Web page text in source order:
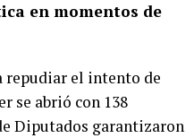
en momentos de
repudiar el intento de
se abrió con 138
Diputados garantizaron